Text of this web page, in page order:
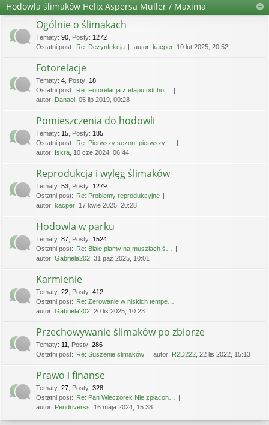
kaj
Hodowla ślimaków Helix Aspersa Müller / Maxima
Ogólnie o ślimakach
Tematy: 90 Posty: 1272
Ostatni post: Re: Dezynfekcja autor: kacper , 10 lut 2025, 20:52
Fotorelacje
Tematy: 4 Posty: 18
Ostatni post: Re: Fotorelacja z etapu odcho…
autor: Danael , 05 lip 2019, 00:28
Pomieszczenia do hodowli
Tematy: 15 Posty: 185
Ostatni post: Re: Pierwszy sezon, pierwszy …
autor: Iskra , 10 cze 2024, 06:44
Reprodukcja i wylęg ślimaków
Tematy: 53 Posty: 1279
Ostatni post: Re: Problemy reprodukcyjne
autor: kacper , 17 kwie 2025, 20:28
Hodowla w parku
Tematy: 87 Posty: 1524
Ostatni post: Re: Białe plamy na muszlach ś…
autor: Gabriela202 , 31 paź 2025, 10:01
Karmienie
Tematy: 22 Posty: 412
Ostatni post: Re: Żerowanie w niskich tempe…
autor: Gabriela202 , 20 lis 2025, 10:23
Przechowywanie ślimaków po zbiorze
Tematy: 11 Posty: 286
Ostatni post: Re: Suszenie slimaków autor: R2D222 , 22 lis 2022, 15:13
Prawo i finanse
Tematy: 27 Posty: 328
Ostatni post: Re: Pan Wieczorek Nie zpłacon…
autor: Pendriverss , 16 maja 2024, 15:38